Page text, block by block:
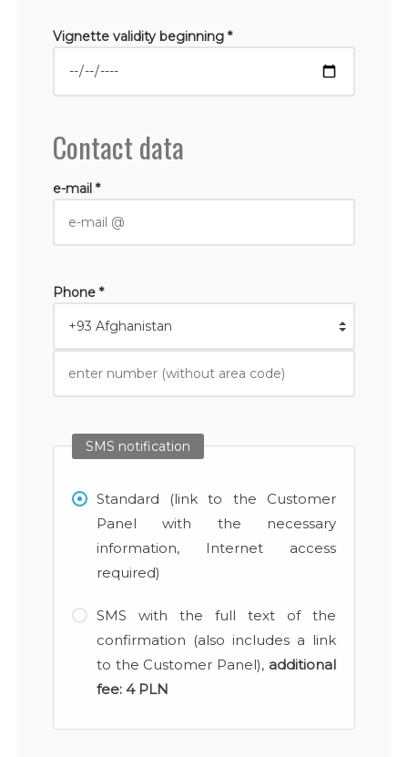
Vignette validity beginning *
Contact data
e-mail *
Phone *
SMS notification
Standard (link to the Customer
Panel with the necessary
information, Internet access
required)
SMS with the full text of the
confirmation (also includes a link
to the Customer Panel), additional
fee: 4 PLN